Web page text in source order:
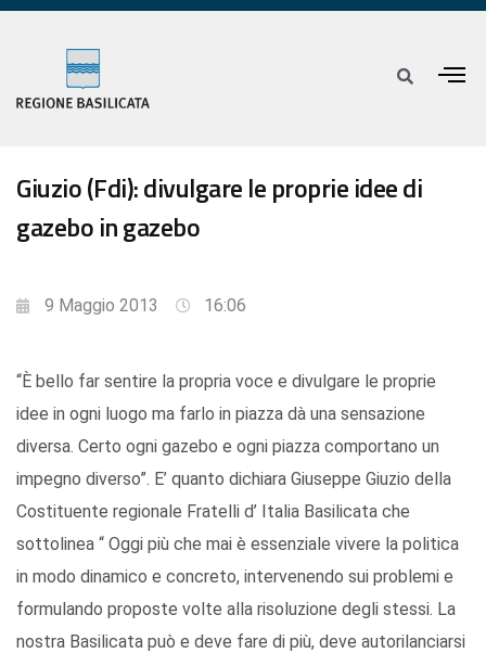
Giuzio (Fdi): divulgare le proprie idee di
gazebo in gazebo
9 Maggio 2013 16:06
“È bello far sentire la propria voce e divulgare le proprie
idee in ogni luogo ma farlo in piazza dà una sensazione
diversa. Certo ogni gazebo e ogni piazza comportano un
impegno diverso”. E’ quanto dichiara Giuseppe Giuzio della
Costituente regionale Fratelli d’ Italia Basilicata che
sottolinea “ Oggi più che mai è essenziale vivere la politica
in modo dinamico e concreto, intervenendo sui problemi e
formulando proposte volte alla risoluzione degli stessi. La
nostra Basilicata può e deve fare di più, deve autorilanciarsi